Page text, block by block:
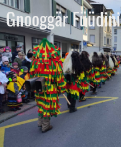
Gnooggär Füüdini